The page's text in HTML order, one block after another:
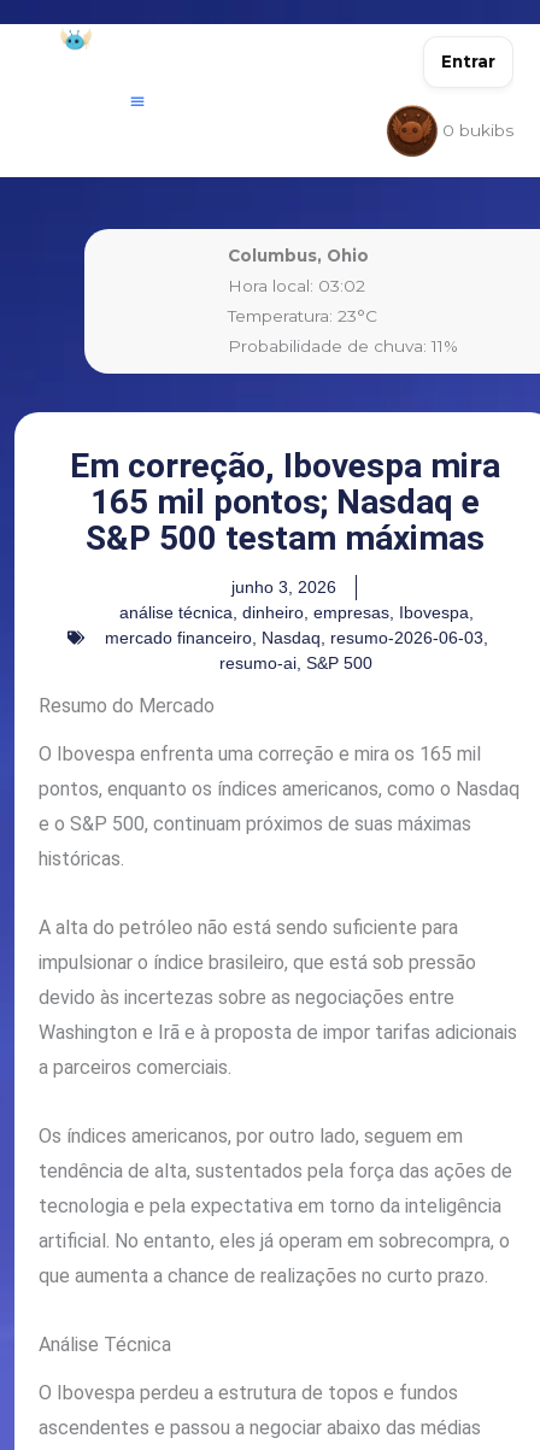
Entrar
0 bukibs
Columbus, Ohio
Hora local: 03:02
Temperatura: 23°C
Probabilidade de chuva: 11%
Em correção, Ibovespa mira
165 mil pontos; Nasdaq e
S&P 500 testam máximas
junho 3, 2026
análise técnica dinheiro, empresas, Ibovespa
mercado financeiro, Nasdaq resumo-2026-06-03
resumo-ai S&P 500
Resumo do Mercado
O Ibovespa enfrenta uma correção e mira os 165 mil
pontos, enquanto os índices americanos, como o Nasdaq
e o S&P 500, continuam próximos de suas máximas
históricas.
A alta do petróleo não está sendo suficiente para
impulsionar o índice brasileiro, que está sob pressão
devido às incertezas sobre as negociações entre
Washington e Irã e à proposta de impor tarifas adicionais
a parceiros comerciais.
Os índices americanos, por outro lado, seguem em
tendência de alta, sustentados pela força das ações de
tecnologia e pela expectativa em torno da inteligência
artificial. No entanto, eles já operam em sobrecompra, o
que aumenta a chance de realizações no curto prazo.
Análise Técnica
O Ibovespa perdeu a estrutura de topos e fundos
ascendentes e passou a negociar abaixo das médias